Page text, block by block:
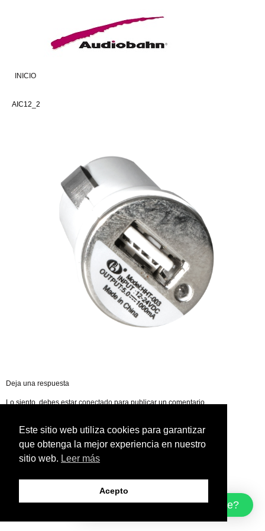
INICIO
AIC12_2
Deja una respuesta
Lo siento, debes estarconectadopara publicar un comentario.
¿Cómo podemos ayudarte?
Este sitio web utiliza cookies para garantizar
que obtenga la mejor experiencia en nuestro
sitio web. Leer más
Acepto